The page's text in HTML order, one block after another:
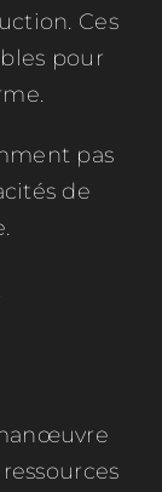
Ces
pour
pas
de